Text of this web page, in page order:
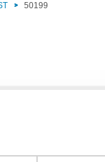
50199